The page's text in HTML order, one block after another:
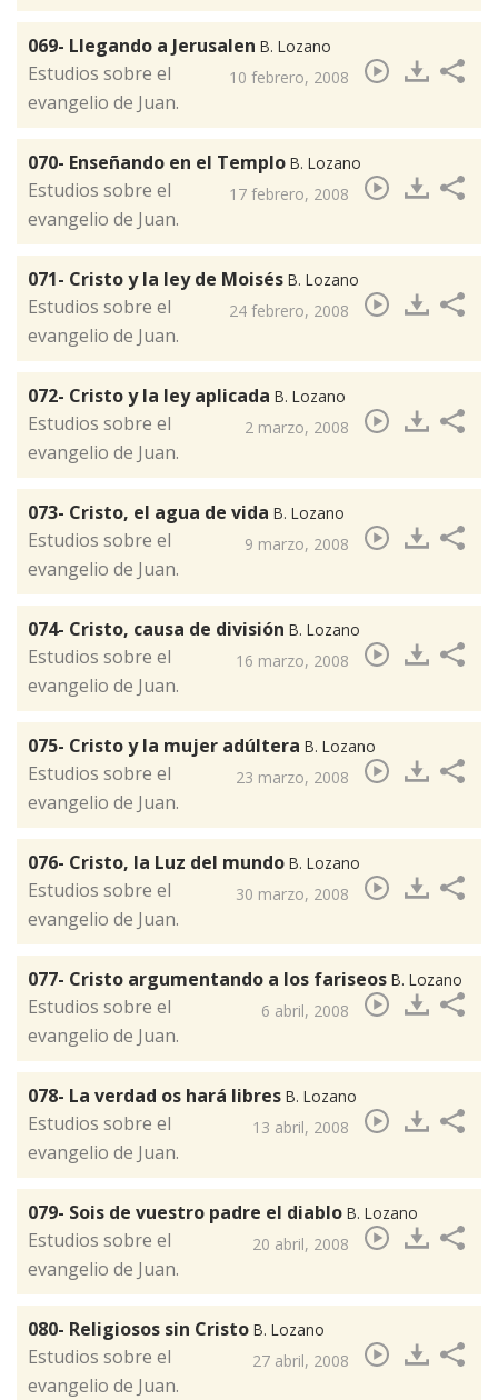
069- Llegando a Jerusalen B. Lozano
10 febrero, 2008
​Estudios sobre el
evangelio de Juan.
070- Enseñando en el Templo B. Lozano
17 febrero, 2008
​Estudios sobre el
evangelio de Juan.
071- Cristo y la ley de Moisés B. Lozano
24 febrero, 2008
​Estudios sobre el
evangelio de Juan.
072- Cristo y la ley aplicada B. Lozano
2 marzo, 2008
​Estudios sobre el
evangelio de Juan.
073- Cristo, el agua de vida B. Lozano
9 marzo, 2008
​Estudios sobre el
evangelio de Juan.
074- Cristo, causa de división B. Lozano
16 marzo, 2008
​Estudios sobre el
evangelio de Juan.
075- Cristo y la mujer adúltera B. Lozano
23 marzo, 2008
​Estudios sobre el
evangelio de Juan.
076- Cristo, la Luz del mundo B. Lozano
30 marzo, 2008
​Estudios sobre el
evangelio de Juan.
077- Cristo argumentando a los fariseos B. Lozano
6 abril, 2008
​Estudios sobre el
evangelio de Juan.
078- La verdad os hará libres B. Lozano
13 abril, 2008
​Estudios sobre el
evangelio de Juan.
079- Sois de vuestro padre el diablo B. Lozano
20 abril, 2008
​Estudios sobre el
evangelio de Juan.
080- Religiosos sin Cristo B. Lozano
27 abril, 2008
​Estudios sobre el
evangelio de Juan.